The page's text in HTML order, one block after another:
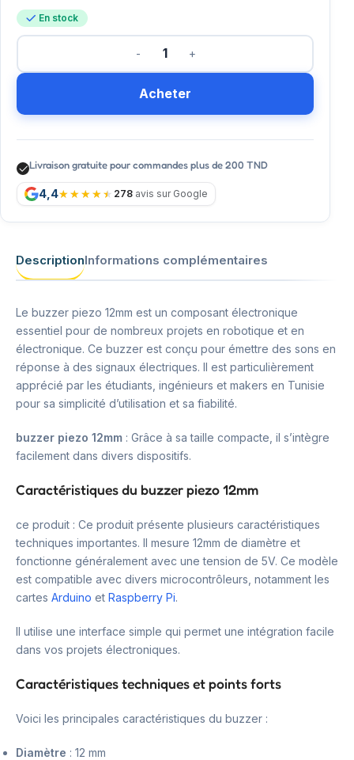
En stock
Acheter
Livraison gratuite pour commandes plus de 200 TND
4,4 278 avis sur Google
DescriptionInformations complémentaires
Le buzzer piezo 12mm est un composant électronique
essentiel pour de nombreux projets en robotique et en
électronique. Ce buzzer est conçu pour émettre des sons en
réponse à des signaux électriques. Il est particulièrement
apprécié par les étudiants, ingénieurs et makers en Tunisie
pour sa simplicité d’utilisation et sa fiabilité.
buzzer piezo 12mm : Grâce à sa taille compacte, il s’intègre
facilement dans divers dispositifs.
Caractéristiques du buzzer piezo 12mm
ce produit : Ce produit présente plusieurs caractéristiques
techniques importantes. Il mesure 12mm de diamètre et
fonctionne généralement avec une tension de 5V. Ce modèle
est compatible avec divers microcontrôleurs, notamment les
cartes Arduino et Raspberry Pi.
Il utilise une interface simple qui permet une intégration facile
dans vos projets électroniques.
Caractéristiques techniques et points forts
Voici les principales caractéristiques du buzzer :
Diamètre : 12 mm